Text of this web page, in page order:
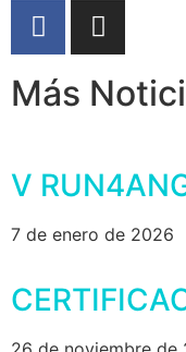
Más
V
7 de enero de 2026